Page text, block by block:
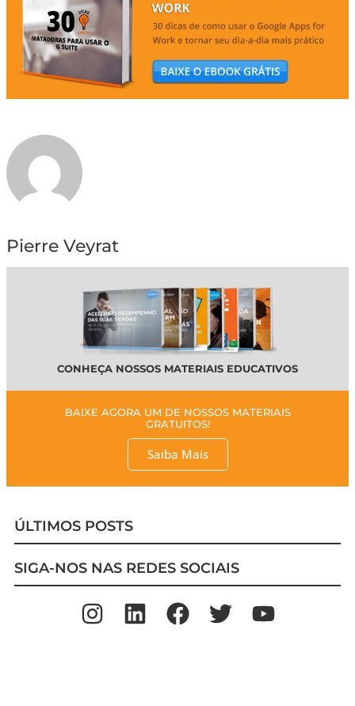
Pierre Veyrat
CONHEÇA NOSSOS MATERIAIS EDUCATIVOS
BAIXE AGORA UM DE NOSSOS MATERIAIS
GRATUITOS!
Saiba Mais
ÚLTIMOS POSTS
SIGA-NOS NAS REDES SOCIAIS